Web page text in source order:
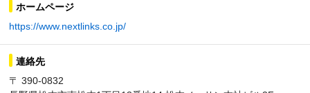
ホームページ
https://www.nextlinks.co.jp/
連絡先
〒 390-0832